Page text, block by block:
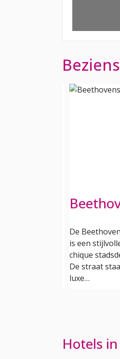
De
is een
chique
De straat
luxe…
Hotels